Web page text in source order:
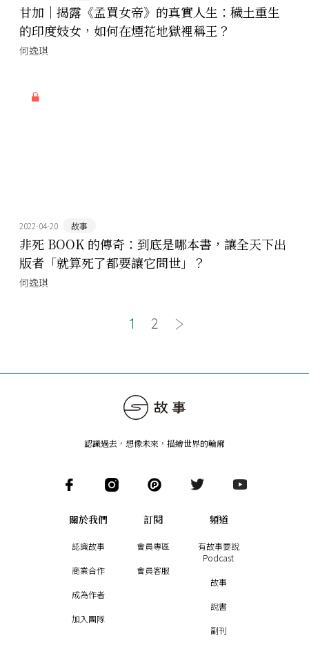
甘加｜揭露《孟買女帝》的真實人生：穢土重生
的印度妓女，如何在煙花地獄裡稱王？
何逸琪
2022-04-20 故事
非死 BOOK 的傳奇：到底是哪本書，讓全天下出
版者「就算死了都要讓它問世」？
何逸琪
1 2
認識過去，想像未來 ， 描繪世界的輪廓
關於我們
認識故事
商業合作
成為作者
加入團隊
訂閱
會員專區
會員客服
頻道
有故事要說
Podcast
故事
說書
副刊